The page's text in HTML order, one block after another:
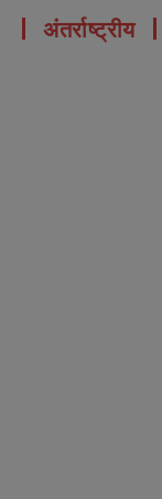
अंतर्राष्ट्रीय